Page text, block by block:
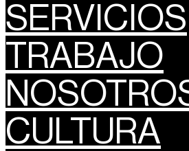
SERVICIOS
TRABAJO
CULTURA